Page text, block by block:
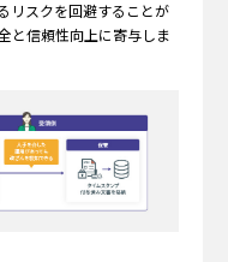
リスクを回避することが
と信頼性向上に寄与しま